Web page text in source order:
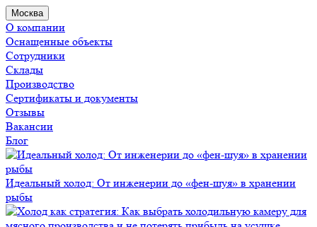
Москва
О компании
Оснащенные объекты
Сотрудники
Склады
Производство
Сертификаты и документы
Отзывы
Вакансии
Блог
Идеальный холод: От инженерии до «фен-шуя» в хранении
рыбы